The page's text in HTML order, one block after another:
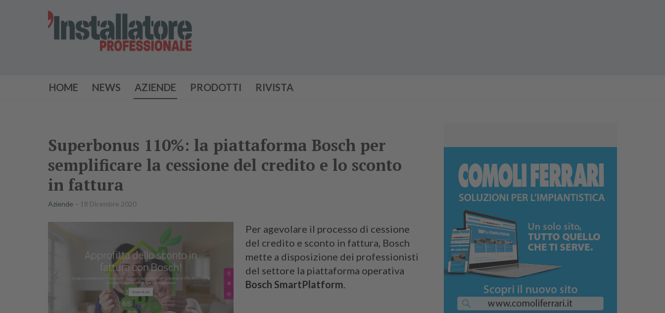
HOME NEWS AZIENDE PRODOTTI RIVISTA
Superbonus 110%: la piattaforma Bosch per
semplificare la cessione del credito e lo sconto
in fattura
Aziende 18 Dicembre 2020
Per agevolare il processo di cessione
del credito e sconto in fattura, Bosch
mette a disposizione dei professionisti
del settore la piattaforma operativa
Bosch SmartPlatform.